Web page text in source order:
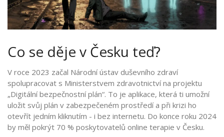
Co se děje v Česku teď?
V roce 2023 začal Národní ústav duševního zdraví
spolupracovat s Ministerstvem zdravotnictví na projektu
„Digitální bezpečnostní plán“. To je aplikace, která ti umožní
uložit svůj plán v zabezpečeném prostředí a při krizi ho
otevřít jedním kliknutím - i bez internetu. Do konce roku 2024
by měl pokrýt 70 % poskytovatelů online terapie v Česku.